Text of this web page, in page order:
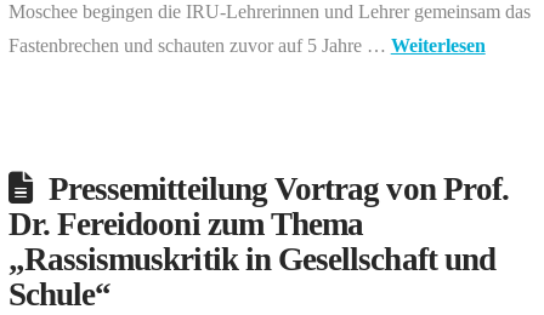
Moschee begingen die IRU-Lehrerinnen und Lehrer gemeinsam das
Fastenbrechen und schauten zuvor auf 5 Jahre … Weiterlesen
Pressemitteilung Vortrag von Prof.
Dr. Fereidooni zum Thema
„Rassismuskritik in Gesellschaft und
Schule“